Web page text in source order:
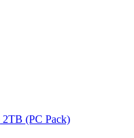
2TB (PC Pack)